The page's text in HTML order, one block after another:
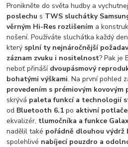
Pronikněte do světa hudby a
poslechu s TWS sluchátky
věrným Hi-Res rozlišením a
nošení. Používáte sluchátka každý
který splní ty nejnáročnější
záznam zvuku i nositelnost? Pak je
neboť přináší dvoupásmový
bohatými výškami. Na první pohled
provedením s prémiovým kovovým
skrývá paleta funkcí a technologií
od Bluetooth 6.1 po aktivní
ekvalizér, tlumočníka a funkce
nadělil také pořádně dlouhou výdrž
spolehlivé nabíjecí pouzdro a